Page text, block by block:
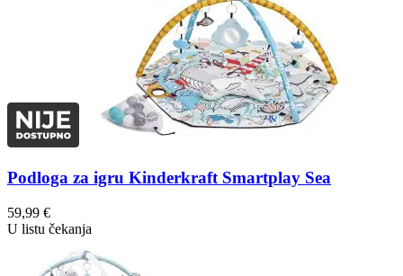
Podloga za igru Kinderkraft Smartplay Sea
59,99 €
U listu čekanja